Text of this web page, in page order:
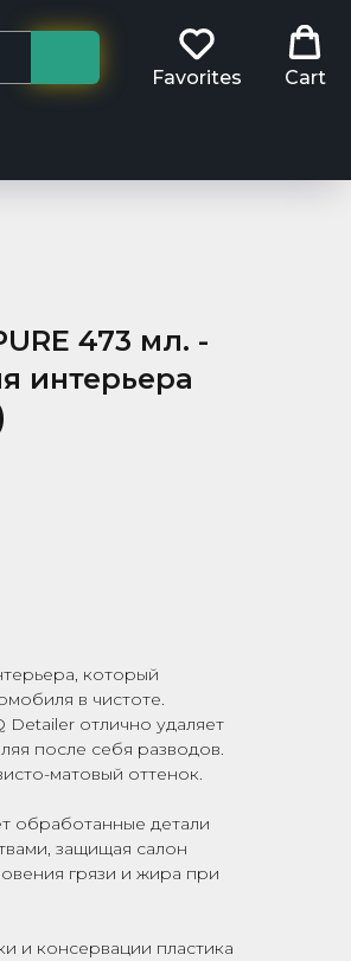
Favorites
Cart
473 мл. -
интерьера
который
в чистоте.
Detailer отлично удаляет
после себя разводов.
матовый оттенок.
обработанные детали
защищая салон
грязи и жира при
и консервации пластика